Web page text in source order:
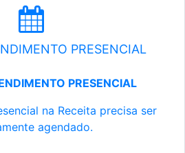
PRESENCIAL
PRESENCIAL
na Receita precisa ser
agendado.